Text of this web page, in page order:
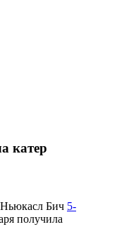
катер
Ньюкасл Бич 5-
получила